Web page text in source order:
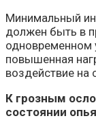
Минимальный
должен быть в
одновременном
повышенная
воздействие на
К грозным
состоянии